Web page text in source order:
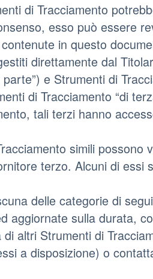
di Tracciamento
esso può essere
in questo
direttamente dal
e Strumenti di
di Tracciamento “di
tali terzi hanno
simili possono
terzo. Alcuni di essi
delle categorie di
aggiornate sulla durata,
altri Strumenti di
a disposizione) o